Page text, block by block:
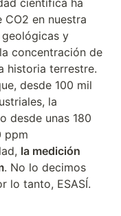
científica ha
en nuestra
y
concentración de
historia terrestre.
desde 100 mil
la
desde unas 180
ppm
la medición
. No lo decimos
lo tanto, ESASÍ.